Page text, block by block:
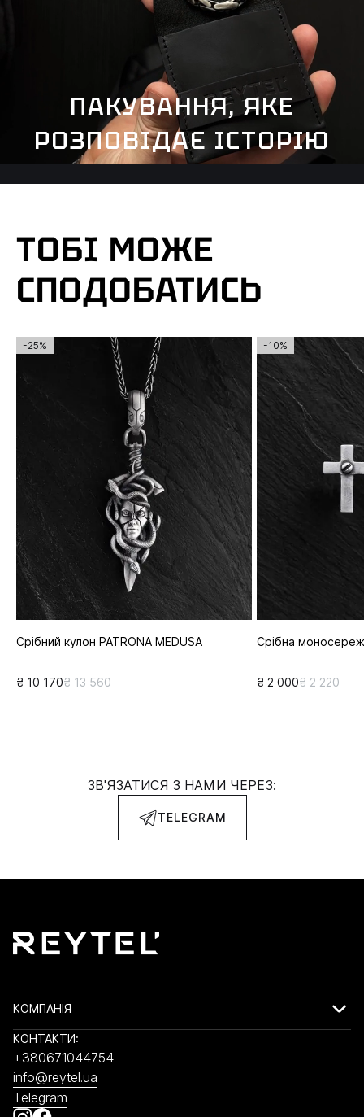
ПАКУВАННЯ, ЯКЕ
РОЗПОВІДАЄ ІСТОРІЮ
ТОБІ МОЖЕ
СПОДОБАТИСЬ
-25%
Срібний кулон PATRONA MEDUSA
₴ 10 170₴ 13 560
-10%
Срібна
₴ 2 000₴ 2 220
ЗВ'ЯЗАТИСЯ З НАМИ ЧЕРЕЗ:
TELEGRAM
КОМПАНІЯ
КОНТАКТИ:
+380671044754
info@reytel.ua
Telegram